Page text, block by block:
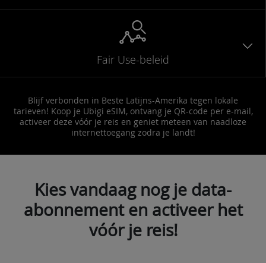
Fair Use-beleid
Blijf verbonden in Beste Latijns-Amerika tegen lokale
tarieven! Koop je Ubigi eSIM, ontvang je QR-code per e-mail,
activeer deze vóór je reis en geniet meteen van naadloze
internettoegang zodra je landt!
Kies vandaag nog je data-
abonnement en activeer het
vóór je reis!